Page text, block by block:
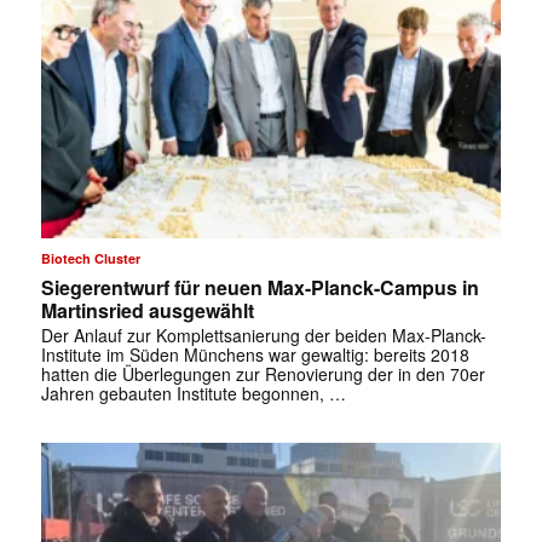
Biotech Cluster
Siegerentwurf für neuen Max-Planck-Campus in
Martinsried ausgewählt
Der Anlauf zur Komplettsanierung der beiden Max-Planck-
Institute im Süden Münchens war gewaltig: bereits 2018
hatten die Überlegungen zur Renovierung der in den 70er
Jahren gebauten Institute begonnen, …